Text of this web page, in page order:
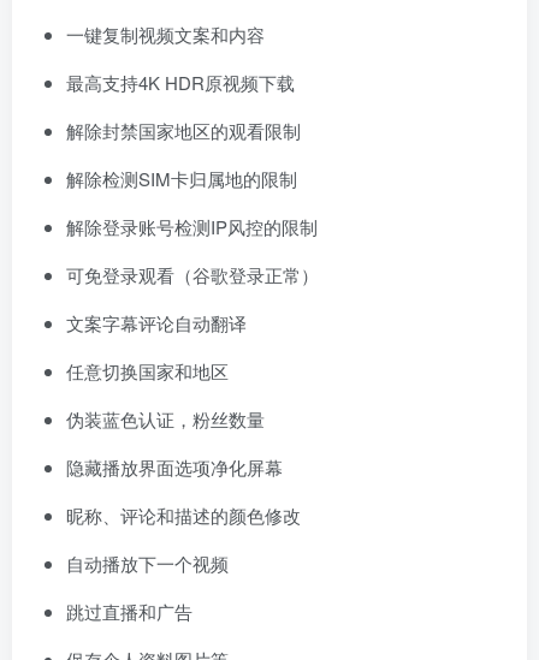
一键复制视频文案和内容
最高支持4K HDR原视频下载
解除封禁国家地区的观看限制
解除检测SIM卡归属地的限制
解除登录账号检测IP风控的限制
可免登录观看（谷歌登录正常）
文案字幕评论自动翻译
任意切换国家和地区
伪装蓝色认证，粉丝数量
隐藏播放界面选项净化屏幕
昵称、评论和描述的颜色修改
自动播放下一个视频
跳过直播和广告